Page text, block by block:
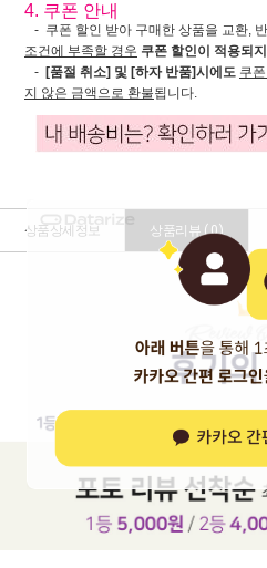
4. 쿠폰 안내
- 쿠폰 할인 받아 구매한 상품을 교환,
조건에 부족할 경우 쿠폰 할인이 적용되
- [품절 취소] 및 [하자 반품]시에도 쿠
지 않은 금액으로 환불됩니다.
상품상세정보 상품리뷰 (0)